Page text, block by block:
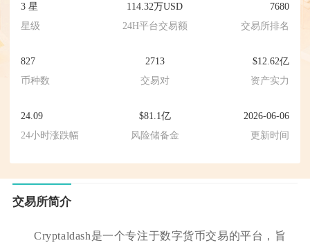
3 星
星级
114.32万USD
24H平台交易额
7680
交易所排名
827
币种数
2713
交易对
$12.62亿
资产实力
24.09
24小时涨跌幅
$81.1亿
风险储备金
2026-06-06
更新时间
交易所简介
Cryptaldash是一个专注于数字货币交易的平台，旨